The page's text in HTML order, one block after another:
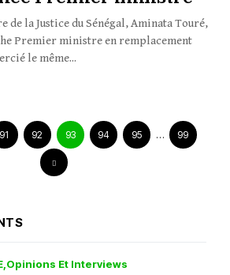
de la Justice du Sénégal, Aminata Touré,
Premier ministre en remplacement
le même...
91 92 93 94 95 … 99
Opinions Et Interviews